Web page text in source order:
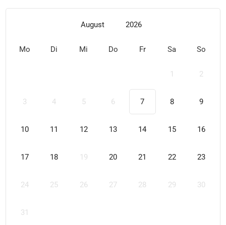
August 2026
Mo Di Mi Do Fr Sa So
1 2
3 4 5 6 7 8 9
10 11 12 13 14 15 16
17 18 19 20 21 22 23
24 25 26 27 28 29 30
31